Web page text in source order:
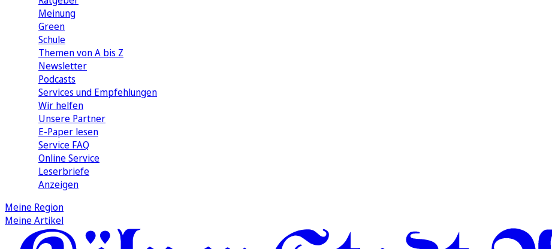
Meinung
Green
Schule
Themen von A bis Z
Newsletter
Podcasts
Services und Empfehlungen
Wir helfen
Unsere Partner
E-Paper lesen
Service FAQ
Online Service
Leserbriefe
Anzeigen
Meine Region
Meine Artikel